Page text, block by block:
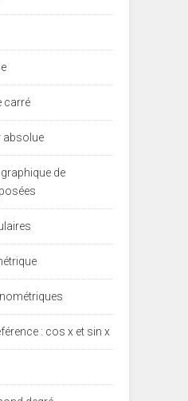
carré
absolue
de
: cos x et sin x